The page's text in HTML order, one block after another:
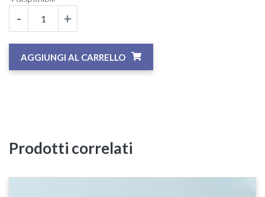
- +
AGGIUNGI AL CARRELLO
Prodotti correlati